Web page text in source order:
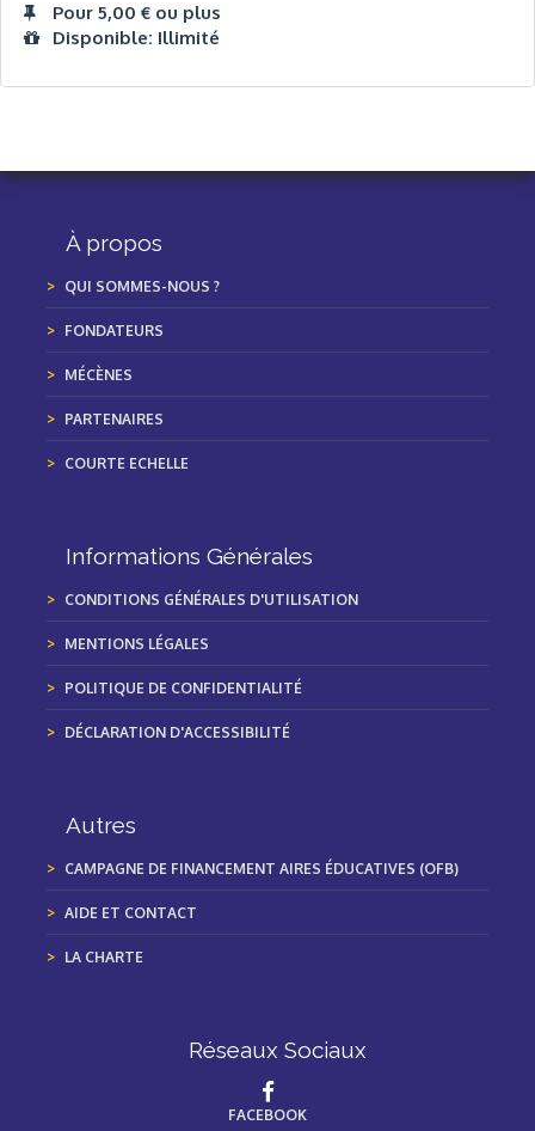
Pour 5,00 € ou plus
Disponible: Illimité
À propos
QUI SOMMES-NOUS ?
FONDATEURS
MÉCÈNES
PARTENAIRES
COURTE ECHELLE
Informations Générales
CONDITIONS GÉNÉRALES D'UTILISATION
MENTIONS LÉGALES
POLITIQUE DE CONFIDENTIALITÉ
DÉCLARATION D'ACCESSIBILITÉ
Autres
CAMPAGNE DE FINANCEMENT AIRES ÉDUCATIVES (OFB)
AIDE ET CONTACT
LA CHARTE
Réseaux Sociaux
FACEBOOK